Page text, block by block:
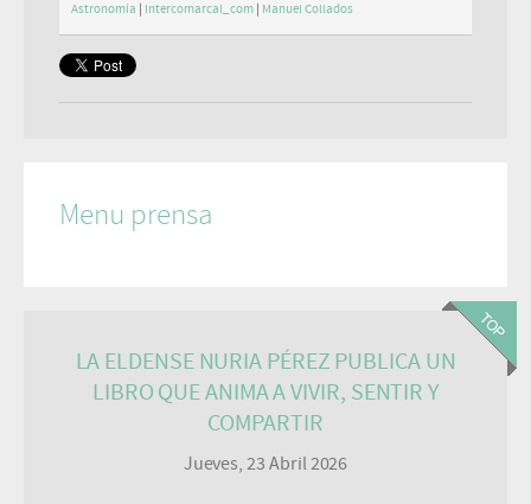
Astronomía | Intercomarcal_com | Manuel Collados
Menu prensa
LA ELDENSE NURIA PÉREZ PUBLICA UN
LIBRO QUE ANIMA A VIVIR, SENTIR Y
COMPARTIR
Jueves, 23 Abril 2026